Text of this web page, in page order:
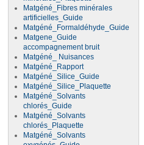
Matgéné_Fibres minérales
artificielles_Guide
Matgéné_Formaldéhyde_Guide
Matgene_Guide
accompagnement bruit
Matgéné_ Nuisances
Matgéné_Rapport
Matgéné_Silice_Guide
Matgéné_Silice_Plaquette
Matgéné_Solvants
chlorés_Guide
Matgéné_Solvants
chlorés_Plaquette
Matgéné_Solvants